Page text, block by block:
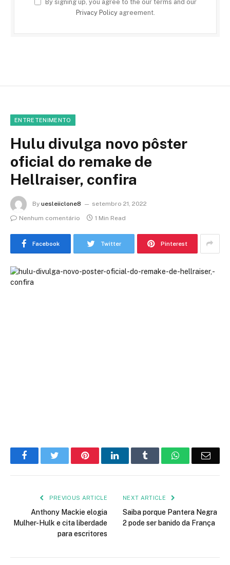
By signing up, you agree to the our terms and our
Privacy Policyagreement.
ENTRETENIMENTO
Hulu divulga novo pôster
oficial do remake de
Hellraiser, confira
By uesleiiclone8
setembro 21, 2022
Nenhum comentário
1 Min Read
Facebook Twitter Pinterest
FacebookTwitter PinterestLinkedIn Tumblr WhatsApp
PREVIOUS ARTICLE
Anthony Mackie elogia
Mulher-Hulk e cita liberdade
para escritores
NEXT ARTICLE
Saiba porque Pantera Negra
2 pode ser banido da França